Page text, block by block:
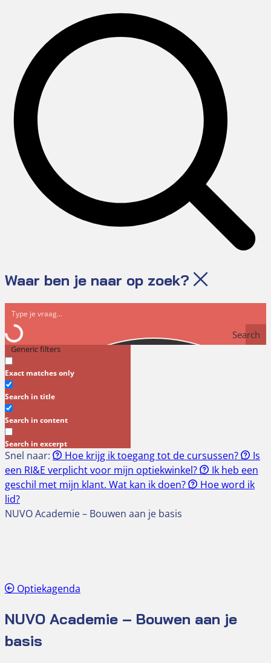
Waar ben je naar op zoek?
Search
Generic filters
Exact matches only
Search in title
Search in content
Search in excerpt
Snel naar: Hoe krijg ik toegang tot de cursussen?
Is
een RI&E verplicht voor mijn optiekwinkel?
Ik heb een
geschil met mijn klant. Wat kan ik doen?
Hoe word ik
lid?
NUVO Academie – Bouwen aan je basis
Optiekagenda
NUVO Academie – Bouwen aan je
basis